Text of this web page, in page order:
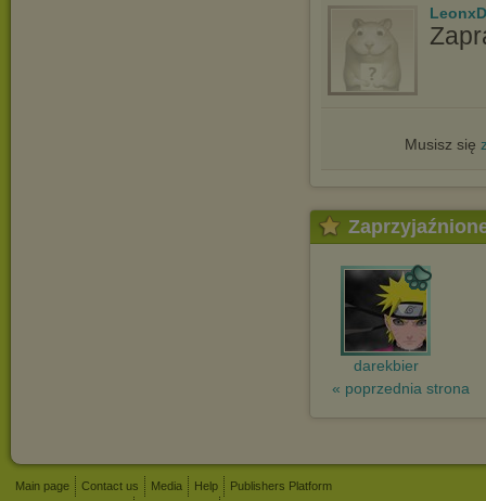
Musisz się
darekbier
« poprzednia strona
Main page Contact us Media Help
Publishers Platform